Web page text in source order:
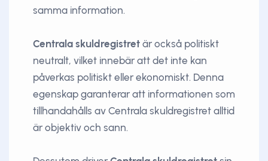
samma information.
Centrala skuldregistret är också politiskt
neutralt, vilket innebär att det inte kan
påverkas politiskt eller ekonomiskt. Denna
egenskap garanterar att informationen som
tillhandahålls av Centrala skuldregistret alltid
är objektiv och sann.